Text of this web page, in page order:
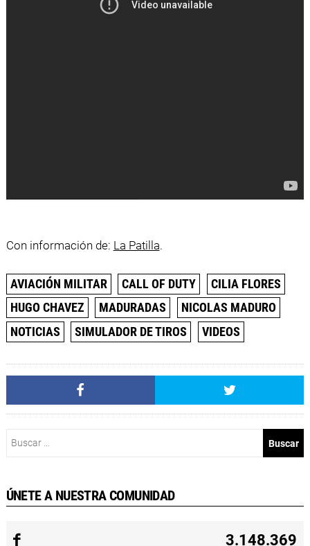
Con información de: La Patilla.
AVIACIÓN MILITAR CALL OF DUTY
CILIA FLORES
HUGO CHAVEZ
MADURADAS
NICOLAS MADURO
NOTICIAS
SIMULADOR DE TIROS VIDEOS
ÚNETE A NUESTRA COMUNIDAD
3.148.369